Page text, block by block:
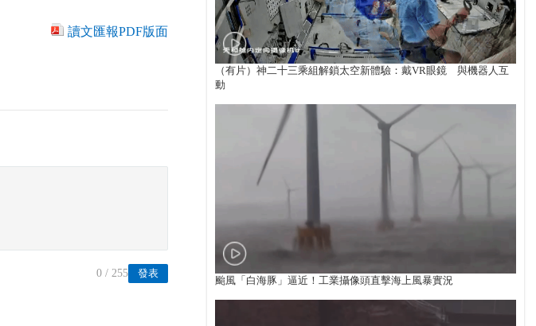
讀文匯報PDF版面
發表
0 / 255
（有片）神二十三乘組解鎖太空新體驗：戴VR眼鏡 與機器人互
動
颱風「白海豚」逼近！工業攝像頭直擊海上風暴實況